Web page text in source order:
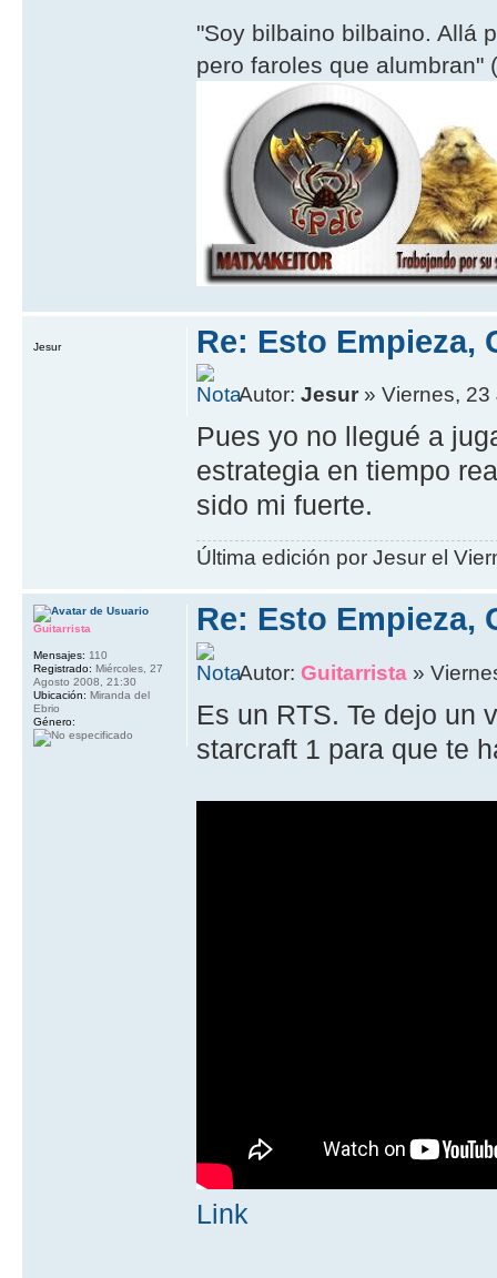
"Soy bilbaino bilbaino. Allá
pero faroles que alumbran"
Re: Esto Empieza,
Autor:Jesur » Viernes,
Pues yo no llegué a
estrategia en tiempo
sido mi fuerte.
Última edición por Jesur el
Jesur
Re: Esto Empieza,
Autor:Guitarrista »
Es un RTS. Te dejo un
starcraft 1 para que te
Link
Guitarrista
Mensajes: 110
Registrado: Miércoles, 27
Agosto 2008, 21:30
Ubicación: Miranda del
Ebrio
Género: